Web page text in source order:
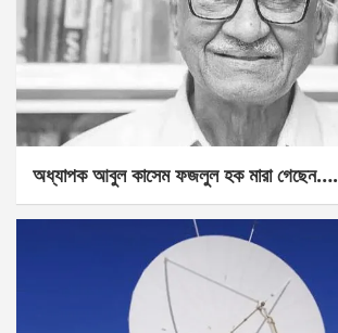
অধ্যাপক আবুল কাসেম ফজলুল হক মারা গেছেন….